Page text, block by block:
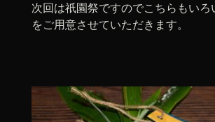
次回は祇園祭ですのでこちらもいろ
をご用意させていただきます。